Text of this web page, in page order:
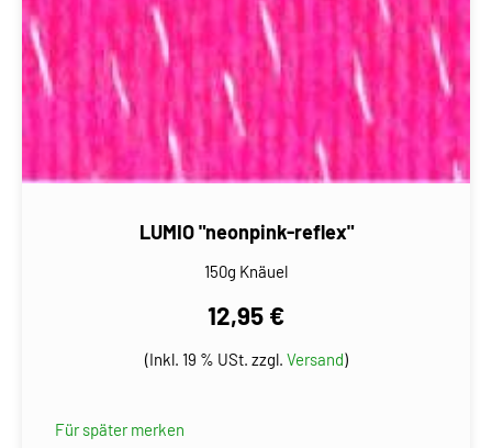
LUMIO "neonpink-reflex"
150g Knäuel
12,95 €
(Inkl. 19 % USt. zzgl. Versand)
Für später merken